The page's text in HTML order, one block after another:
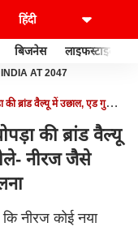
बिजनेस लाइफस्टाइल
INDIA AT 2047
की ब्रांड वैल्यू में उछाल, एड गुरू
की ब्रांड वैल्यू
नीरज जैसे
नीरज कोई नया